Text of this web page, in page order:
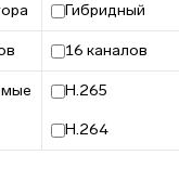
Гибридный
16 каналов
H.265
H.264